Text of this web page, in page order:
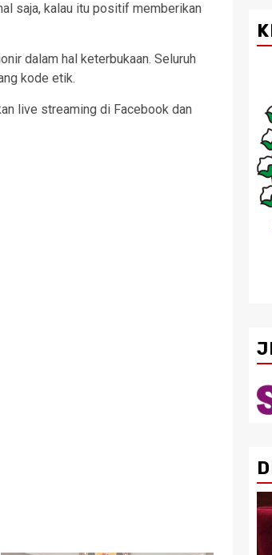
saja, kalau itu positif memberikan
dalam hal keterbukaan. Seluruh
kode etik.
live streaming di Facebook dan